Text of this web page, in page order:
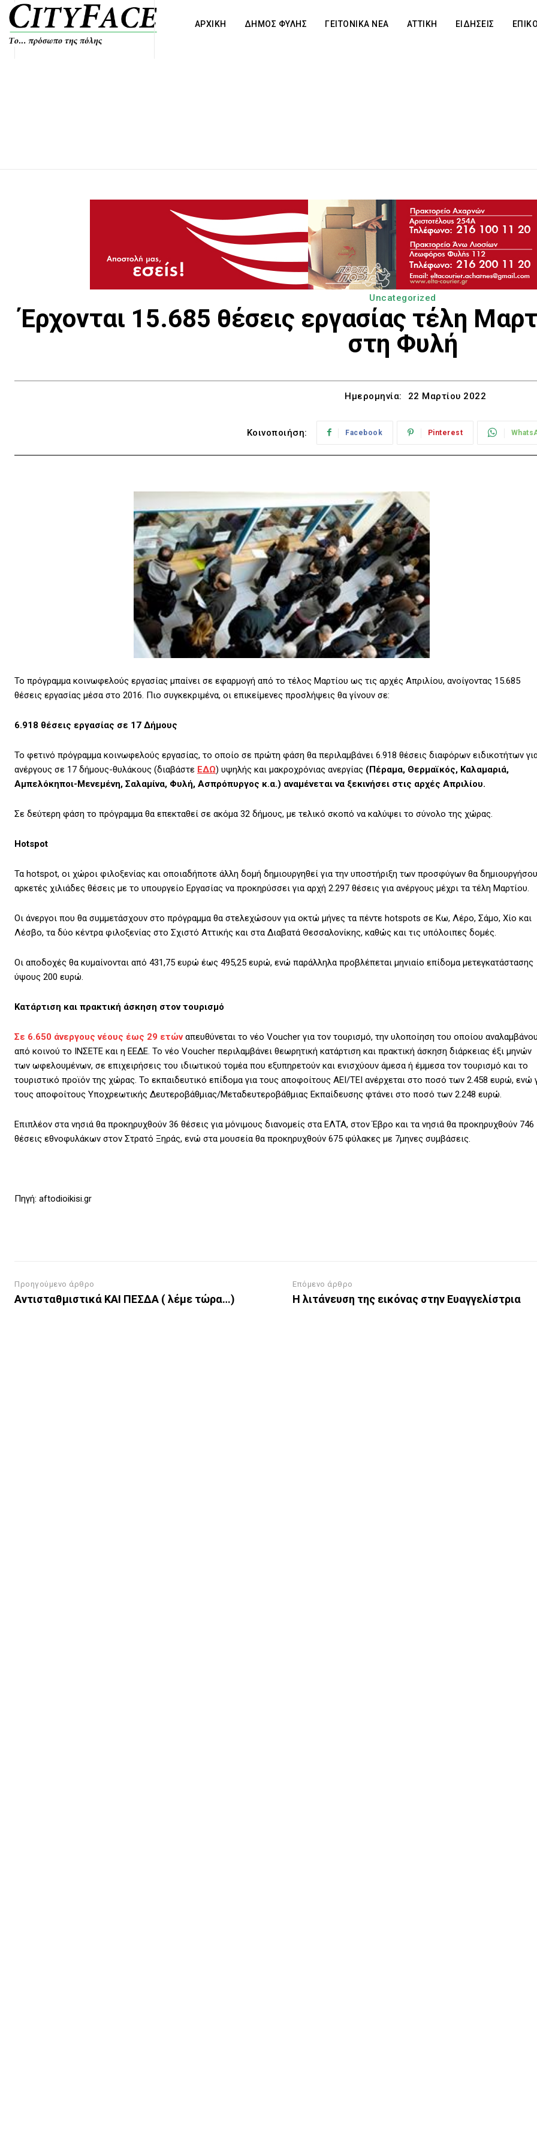
ΑΡΧΙΚΗ ΔΗΜΟΣ ΦΥΛΗΣ ΓΕΙΤΟΝΙΚΑ ΝΕΑ ΑΤΤΙΚΗ ΕΙΔΗΣΕΙΣ
Uncategorized
Έρχονται 15.685 θέσεις εργασίας τέλη
στη Φυλή
Ημερομηνία: 22 Μαρτίου 2022
Κοινοποιήση: Facebook Pinterest
Το πρόγραμμα κοινωφελούς εργασίας μπαίνει σε εφαρμογή από το τέλος Μαρτίου ως τις αρχές Απριλίου, ανοίγοντας 15.685
θέσεις εργασίας μέσα στο 2016. Πιο συγκεκριμένα, οι επικείμενες προσλήψεις θα γίνουν σε:
6.918 θέσεις εργασίας σε 17 Δήμους
Το φετινό πρόγραμμα κοινωφελούς εργασίας, το οποίο σε πρώτη φάση θα περιλαμβάνει 6.918 θέσεις διαφόρων ειδικοτήτων
ανέργους σε 17 δήμους-θυλάκους (διαβάστε ΕΔΩ) υψηλής και μακροχρόνιας ανεργίας (Πέραμα, Θερμαϊκός, Καλαμαριά,
Αμπελόκηποι-Μενεμένη, Σαλαμίνα, Φυλή, Ασπρόπυργος κ.α.) αναμένεται να ξεκινήσει στις αρχές Απριλίου.
Σε δεύτερη φάση το πρόγραμμα θα επεκταθεί σε ακόμα 32 δήμους, με τελικό σκοπό να καλύψει το σύνολο της χώρας.
Ηotspot
Τα hotspot, οι χώροι φιλοξενίας και οποιαδήποτε άλλη δομή δημιουργηθεί για την υποστήριξη των προσφύγων θα
αρκετές χιλιάδες θέσεις με το υπουργείο Εργασίας να προκηρύσσει για αρχή 2.297 θέσεις για ανέργους μέχρι τα τέλη Μαρτίου.
Οι άνεργοι που θα συμμετάσχουν στο πρόγραμμα θα στελεχώσουν για οκτώ μήνες τα πέντε hotspots σε Κω, Λέρο, Σάμο, Χίο και
Λέσβο, τα δύο κέντρα φιλοξενίας στο Σχιστό Αττικής και στα Διαβατά Θεσσαλονίκης, καθώς και τις υπόλοιπες δομές.
Οι αποδοχές θα κυμαίνονται από 431,75 ευρώ έως 495,25 ευρώ, ενώ παράλληλα προβλέπεται μηνιαίο επίδομα μετεγκατάστασης
ύψους 200 ευρώ.
Κατάρτιση και πρακτική άσκηση στον τουρισμό
Σε 6.650 άνεργους νέους έως 29 ετώναπευθύνεται το νέο Voucher για τον τουρισμό, την υλοποίηση του οποίου
από κοινού το ΙΝΣΕΤΕ και η ΕΕΔΕ. Το νέο Voucher περιλαμβάνει θεωρητική κατάρτιση και πρακτική άσκηση διάρκειας έξι μηνών
των ωφελουμένων, σε επιχειρήσεις του ιδιωτικού τομέα που εξυπηρετούν και ενισχύουν άμεσα ή έμμεσα τον τουρισμό και το
τουριστικό προϊόν της χώρας. Το εκπαιδευτικό επίδομα για τους αποφοίτους ΑΕΙ/ΤΕΙ ανέρχεται στο ποσό των 2.458 ευρώ, ενώ
τους αποφοίτους Υποχρεωτικής Δευτεροβάθμιας/Μεταδευτεροβάθμιας Εκπαίδευσης φτάνει στο ποσό των 2.248 ευρώ.
Επιπλέον στα νησιά θα προκηρυχθούν 36 θέσεις για μόνιμους διανομείς στα ΕΛΤΑ, στον Έβρο και τα νησιά θα προκηρυχθούν 746
θέσεις εθνοφυλάκων στον Στρατό Ξηράς, ενώ στα μουσεία θα προκηρυχθούν 675 φύλακες με 7μηνες συμβάσεις.
Πηγή: aftodioikisi.gr
Προηγούμενο άρθρο
Αντισταθμιστικά ΚΑΙ ΠΕΣΔΑ ( λέμε τώρα…)
Επόμενο άρθρο
Η λιτάνευση της εικόνας στην Ευαγγελίστρια